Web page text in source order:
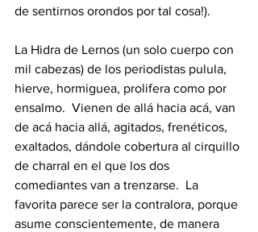
de sentirnos orondos por tal cosa!).
La Hidra de Lernos (un solo cuerpo con
mil cabezas) de los periodistas pulula,
hierve, hormiguea, prolifera como por
ensalmo.  Vienen de allá hacia acá, van
de acá hacia allá, agitados, frenéticos,
exaltados, dándole cobertura al cirquillo
de charral en el que los dos
comediantes van a trenzarse.  La
favorita parece ser la contralora, porque
asume conscientemente, de manera